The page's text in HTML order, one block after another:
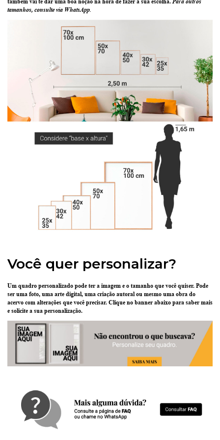
tamanhos, consulte via WhatsApp.
Você quer personalizar?
Um quadro personalizado pode ter a imagem e o tamanho que você quiser. Pode
ser uma foto, uma arte digital, uma criação autoral ou mesmo uma obra do
acervo com alterações que você precisar. Clique no banner abaixo para saber mais
e solicite a sua personalização.